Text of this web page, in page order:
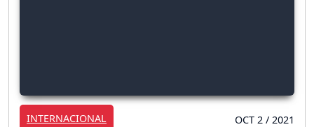
INTERNACIONAL OCT 2 / 2021